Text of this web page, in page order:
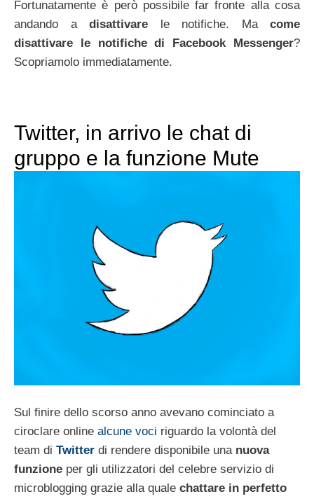
Fortunatamente è però possibile far fronte alla cosa
andando a disattivare le notifiche. Ma come
disattivare le notifiche di Facebook Messenger?
Scopriamolo immediatamente.
Twitter, in arrivo le chat di
gruppo e la funzione Mute
Sul finire dello scorso anno avevano cominciato a
ciroclare online alcune voci riguardo la volontà del
team di Twitter di rendere disponibile una nuova
funzione per gli utilizzatori del celebre servizio di
microblogging grazie alla quale chattare in perfetto